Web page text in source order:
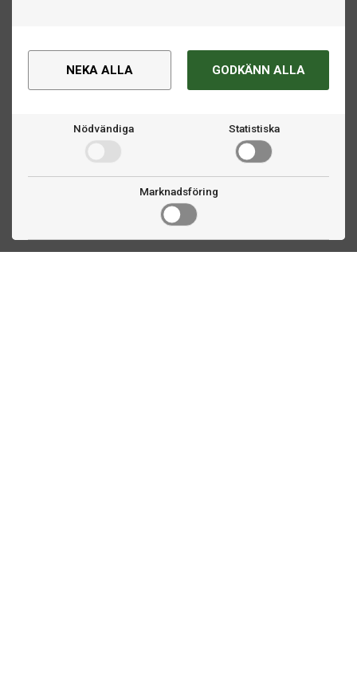
NEKA ALLA GODKÄNN ALLA
Nödvändiga Statistiska
Marknadsföring